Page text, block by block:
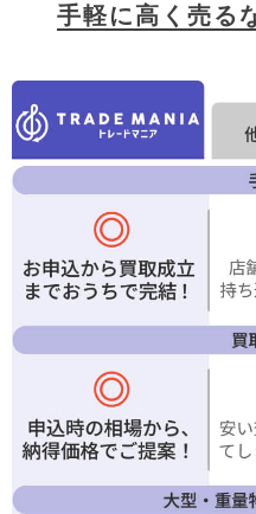
手軽に高く売る